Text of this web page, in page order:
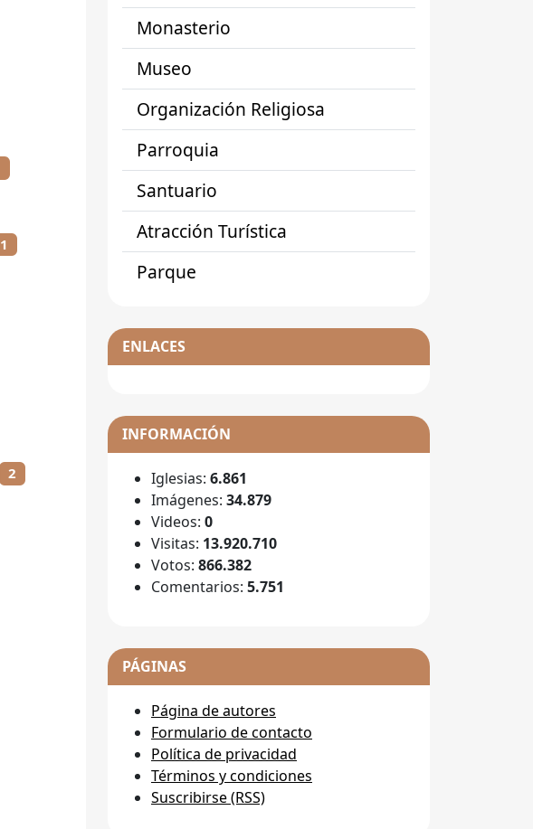
1
2
Monasterio
Museo
Organización Religiosa
Parroquia
Santuario
Atracción Turística
Parque
ENLACES
INFORMACIÓN
Iglesias: 6.861
Imágenes: 34.879
Videos: 0
Visitas: 13.920.710
Votos: 866.382
Comentarios: 5.751
PÁGINAS
Página de autores
Formulario de contacto
Política de privacidad
Términos y condiciones
Suscribirse (RSS)